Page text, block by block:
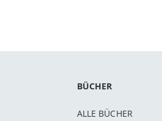
BÜCHER
ALLE BÜCHER